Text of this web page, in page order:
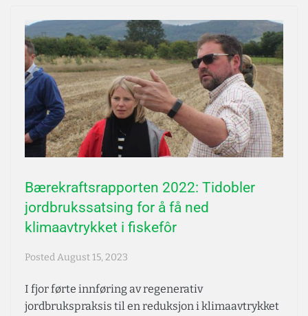
Bærekraftsrapporten 2022: Tidobler
jordbrukssatsing for å få ned
klimaavtrykket i fiskefôr
PostedAugust 15, 2023
I fjor førte innføring av regenerativ
jordbrukspraksis til en reduksjon i klimaavtrykket